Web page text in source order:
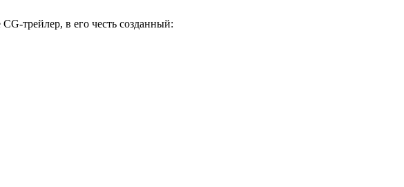
трейлер, в его честь созданный: